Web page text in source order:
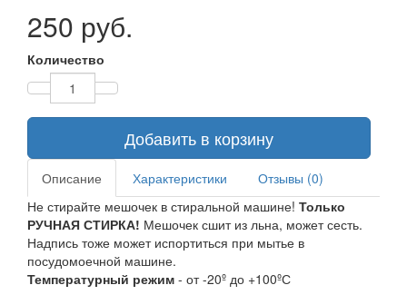
250 руб.
Количество
Добавить в корзину
Описание Характеристики
Отзывы (0)
Не стирайте мешочек в стиральной машине! Только
РУЧНАЯ СТИРКА! Мешочек сшит из льна, может сесть.
Надпись тоже может испортиться при мытье в
посудомоечной машине.
Температурный режим - от -20º до +100ºС